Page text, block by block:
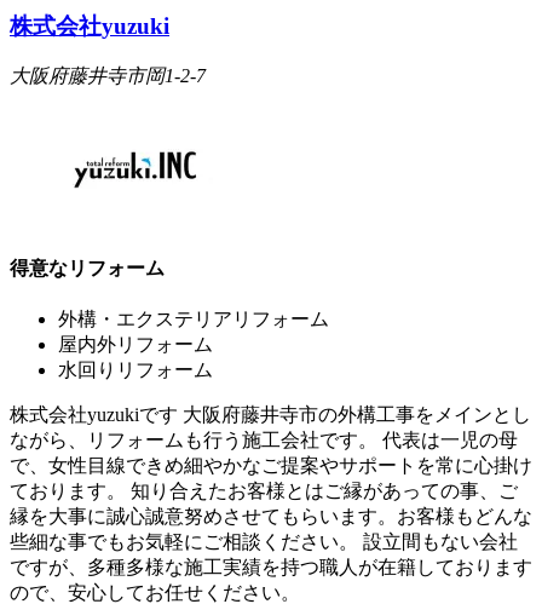
株式会社yuzuki
大阪府藤井寺市岡1-2-7
得意なリフォーム
外構・エクステリアリフォーム
屋内外リフォーム
水回りリフォーム
株式会社yuzukiです 大阪府藤井寺市の外構工事をメインとし
ながら、リフォームも行う施工会社です。 代表は一児の母
で、女性目線できめ細やかなご提案やサポートを常に心掛け
ております。 知り合えたお客様とはご縁があっての事、ご
縁を大事に誠心誠意努めさせてもらいます。お客様もどんな
些細な事でもお気軽にご相談ください。 設立間もない会社
ですが、多種多様な施工実績を持つ職人が在籍しております
ので、安心してお任せください。